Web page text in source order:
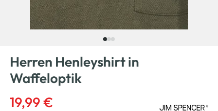
Herren Henleyshirt in
Waffeloptik
19,99 €